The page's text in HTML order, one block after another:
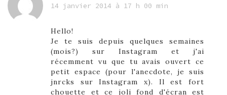
14 janvier 2014 à 17 h 00 min
Hello!
Je te suis depuis quelques semaines
(mois?) sur Instagram et j'ai
récemment vu que tu avais ouvert ce
petit espace (pour l'anecdote, je suis
jnrcks sur Instagram x). Il est fort
chouette et ce joli fond d'écran est